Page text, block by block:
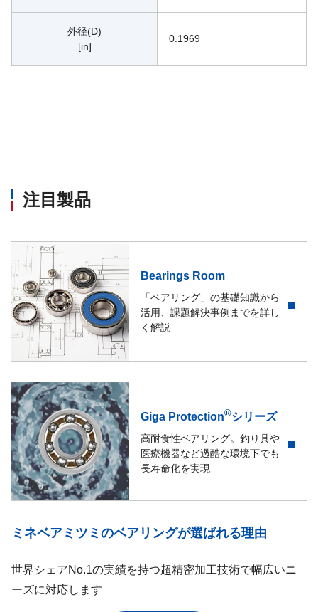
外径(D)
[in]
0.1969
注目製品
Bearings Room
「ベアリング」の基礎知識から
活用、課題解決事例までを詳し
く解説
Giga Protection®シリーズ
高耐食性ベアリング。釣り具や
医療機器など過酷な環境下でも
長寿命化を実現
ミネベアミツミのベアリングが選ばれる理由
世界シェアNo.1の実績を持つ超精密加工技術で幅広いニ
ーズに対応します